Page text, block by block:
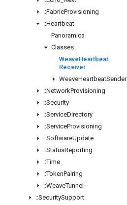
::FabricProvisioning
::Heartbeat
Panoramica
Classes
WeaveHeartbeat
Receiver
WeaveHeartbeatSender
::NetworkProvisioning
::Security
::ServiceDirectory
::ServiceProvisioning
::SoftwareUpdate
::StatusReporting
::Time
::TokenPairing
::WeaveTunnel
::SecuritySupport